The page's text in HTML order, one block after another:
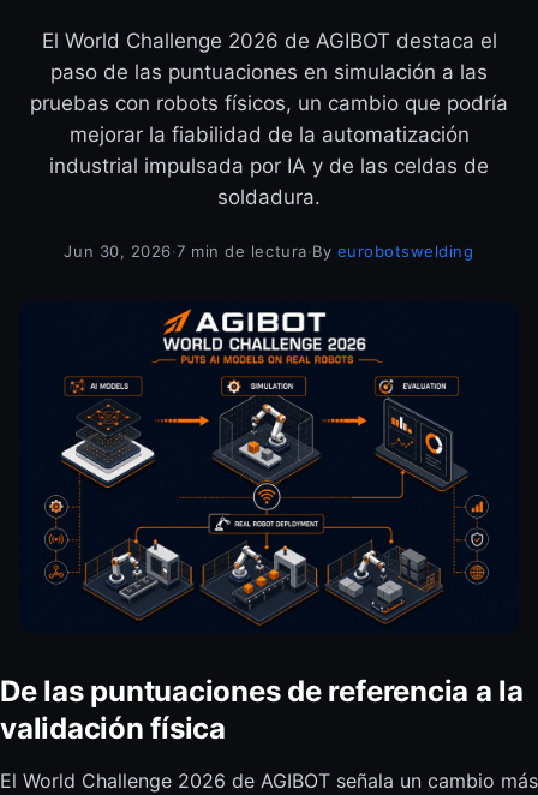
El World Challenge 2026 de AGIBOT destaca el
paso de las puntuaciones en simulación a las
pruebas con robots físicos, un cambio que podría
mejorar la fiabilidad de la automatización
industrial impulsada por IA y de las celdas de
soldadura.
Jun 30, 2026·7 min de lectura·By eurobotswelding
De las puntuaciones de referencia a la
validación física
El World Challenge 2026 de AGIBOT señala un cambio más